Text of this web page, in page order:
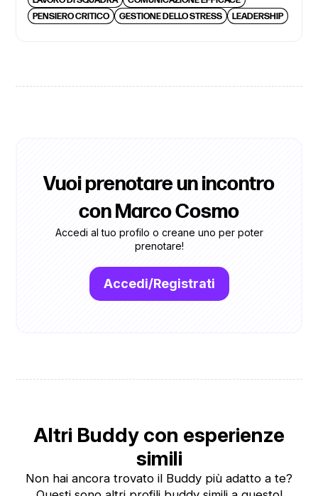
PENSIERO CRITICO
GESTIONE DELLO STRESS LEADERSHIP
Vuoi prenotare un incontro
con Marco Cosmo
Accedi al tuo profilo o creane uno per poter
prenotare!
Accedi/Registrati
Altri Buddy con esperienze
simili
Non hai ancora trovato il Buddy più adatto a te?